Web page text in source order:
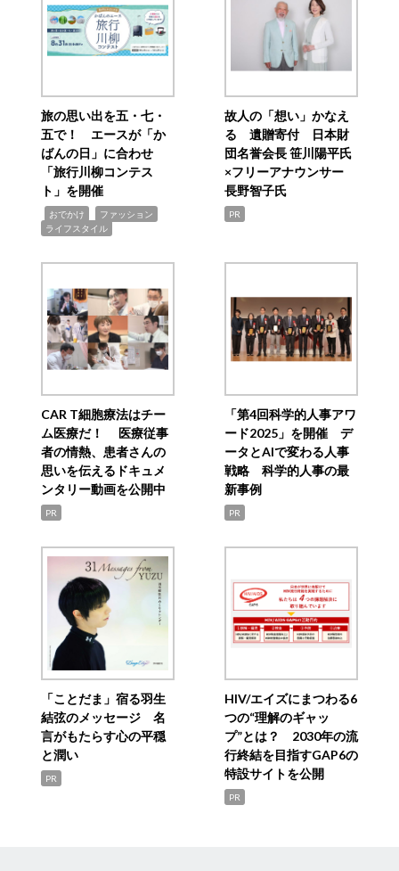
旅の思い出を五・七・
五で！ エースが「か
ばんの日」に合わせ
「旅行川柳コンテス
ト」を開催
おでかけ ファッション
ライフスタイル
故人の「想い」かなえ
る 遺贈寄付 日本財
団名誉会長 笹川陽平氏
×フリーアナウンサー
長野智子氏
PR
CAR T細胞療法はチー
ム医療だ！ 医療従事
者の情熱、患者さんの
思いを伝えるドキュメ
ンタリー動画を公開中
PR
「第4回科学的人事アワ
ード2025」を開催 デ
ータとAIで変わる人事
戦略 科学的人事の最
新事例
PR
「ことだま」宿る羽生
結弦のメッセージ 名
言がもたらす心の平穏
と潤い
PR
HIV/エイズにまつわる6
つの“理解のギャッ
プ”とは？ 2030年の流
行終結を目指すGAP6の
特設サイトを公開
PR